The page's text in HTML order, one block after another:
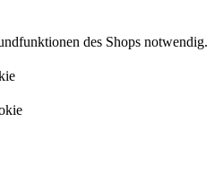
des Shops notwendig.